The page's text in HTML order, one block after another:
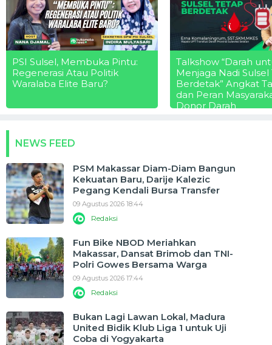
PSI Sulsel, Membuka Pintu:
Regenerasi Atau Politik
Waralaba Elite Baru?
Talkshow “Darah
Menjaga Nadi Sulsel
Berdetak” Angkat
dan Peran
Donor Darah
NEWS FEED
PSM Makassar Diam-Diam Bangun
Kekuatan Baru, Darije Kalezic
Pegang Kendali Bursa Transfer
09 Agustus 2026 18:44
Redaksi
Fun Bike NBOD Meriahkan
Makassar, Dansat Brimob dan TNI-
Polri Gowes Bersama Warga
09 Agustus 2026 17:44
Redaksi
Bukan Lagi Lawan Lokal, Madura
United Bidik Klub Liga 1 untuk Uji
Coba di Yogyakarta